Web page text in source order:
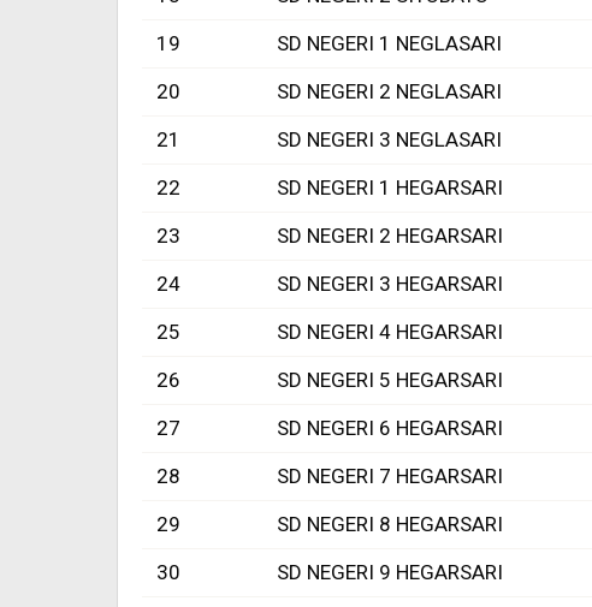
19
SD NEGERI 1 NEGLASARI
20
SD NEGERI 2 NEGLASARI
21
SD NEGERI 3 NEGLASARI
22
SD NEGERI 1 HEGARSARI
23
SD NEGERI 2 HEGARSARI
24
SD NEGERI 3 HEGARSARI
25
SD NEGERI 4 HEGARSARI
26
SD NEGERI 5 HEGARSARI
27
SD NEGERI 6 HEGARSARI
28
SD NEGERI 7 HEGARSARI
29
SD NEGERI 8 HEGARSARI
30
SD NEGERI 9 HEGARSARI